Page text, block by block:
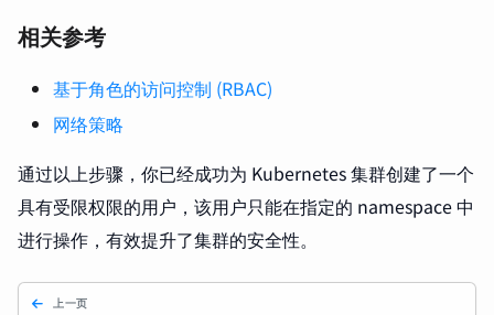
相关参考
基于角色的访问控制 (RBAC)
网络策略
通过以上步骤，你已经成功为 Kubernetes 集群创建了一个
具有受限权限的用户，该用户只能在指定的 namespace 中
进行操作，有效提升了集群的安全性。
上一页